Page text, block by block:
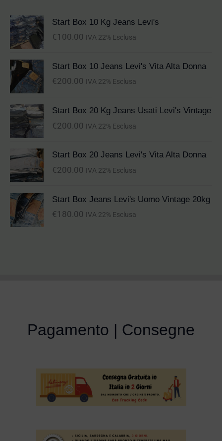
Start Box 10 Kg Jeans Levi's
€ 100.00 IVA 22% Esclusa
Start Box 10 Jeans Levi's Vita Alta Donna
€200.00 IVA 22% Esclusa
Start Box 20 Kg Jeans Usati Levi's Vintage
€200.00 IVA 22% Esclusa
Start Box 20 Jeans Levi's Vita Alta Donna
€200.00 IVA 22% Esclusa
Start Box Jeans Levi's Uomo Vintage 20kg
€ 180.00 IVA 22% Esclusa
Pagamento | Consegne